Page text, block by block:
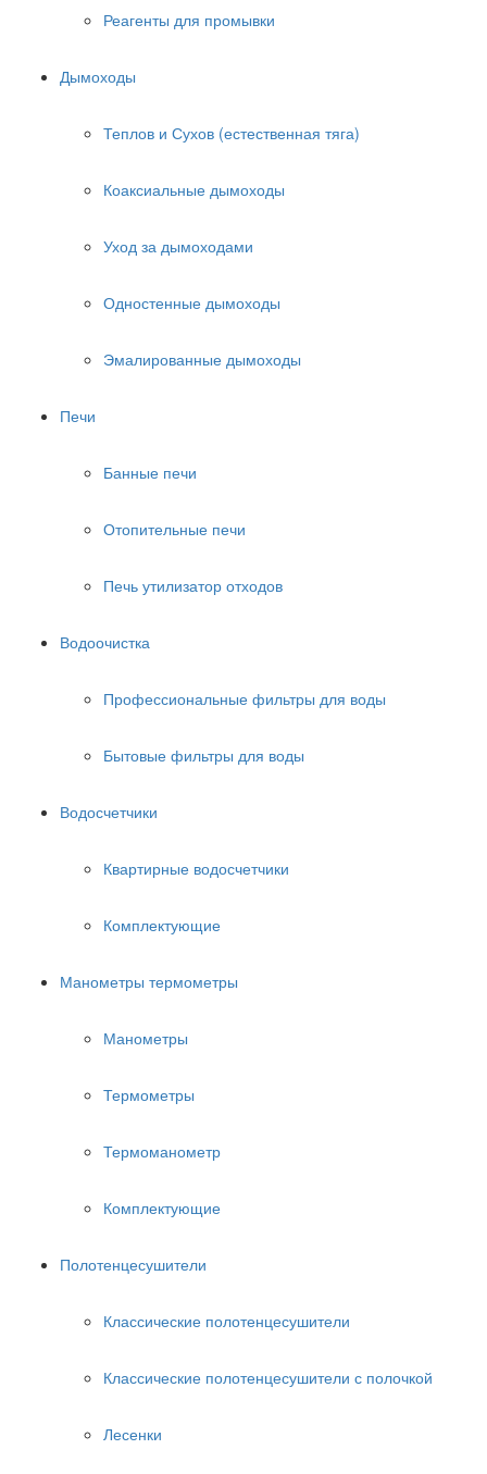
Реагенты для промывки
Дымоходы
Теплов и Сухов (естественная тяга)
Коаксиальные дымоходы
Уход за дымоходами
Одностенные дымоходы
Эмалированные дымоходы
Печи
Банные печи
Отопительные печи
Печь утилизатор отходов
Водоочистка
Профессиональные фильтры для воды
Бытовые фильтры для воды
Водосчетчики
Квартирные водосчетчики
Комплектующие
Манометры термометры
Манометры
Термометры
Термоманометр
Комплектующие
Полотенцесушители
Классические полотенцесушители
Классические полотенцесушители с полочкой
Лесенки